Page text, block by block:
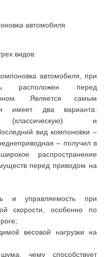
автомобиля
видов:
автомобиля, при
расположен перед
Является самым
и имеет два варианта:
(классическую) и
вид компоновки –
– получил в
распространение
перед приводом на
и управляемость при
скорости, особенно по
весовой нагрузки на
чему способствует